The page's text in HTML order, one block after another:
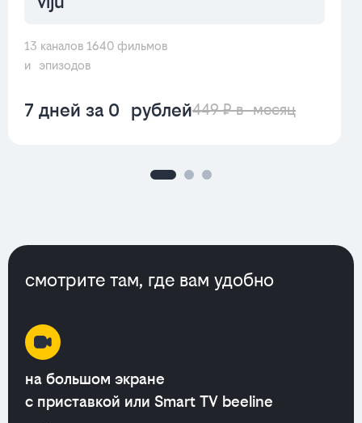
13 каналов 1640 фильмов
и эпизодов
7 дней за 0 рублей449 ₽ в месяц
смотрите там, где вам удобно
на большом экране
с приставкой или Smart TV beeline